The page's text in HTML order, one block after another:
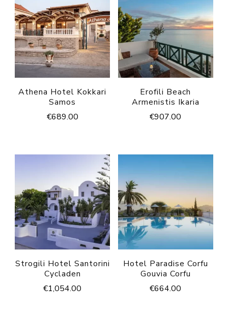
Athena Hotel Kokkari
Samos
€689.00
Erofili Beach
Armenistis Ikaria
€907.00
Strogili Hotel Santorini
Cycladen
€1,054.00
Hotel Paradise Corfu
Gouvia Corfu
€664.00